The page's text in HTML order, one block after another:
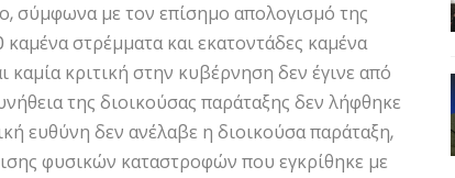
σύμφωνα με τον επίσημο απολογισμό της
στρέμματα και εκατοντάδες καμένα
καμία κριτική στην κυβέρνηση δεν έγινε από
της διοικούσας παράταξης δεν λήφθηκε
ευθύνη δεν ανέλαβε η διοικούσα παράταξη,
φυσικών καταστροφών που εγκρίθηκε με